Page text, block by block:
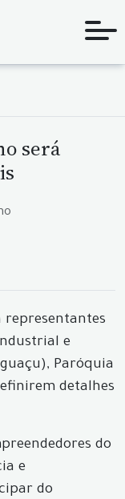
será
representantes
e
Paróquia
detalhes
do
e
do